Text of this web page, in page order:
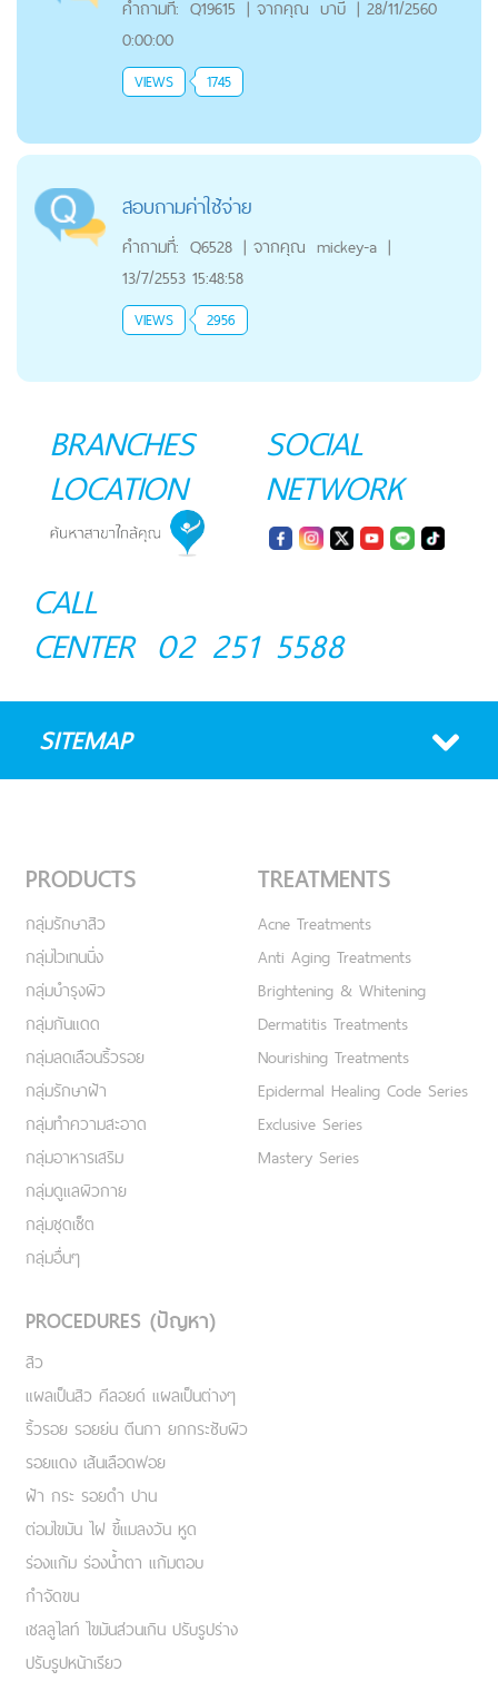
คำถามที่: Q19615 | จากคุณ บาบี้ | 28/11/2560
0:00:00
VIEWS 1745
สอบถามค่าใช้จ่าย
คำถามที่: Q6528 | จากคุณ mickey-a |
13/7/2553 15:48:58
VIEWS 2956
BRANCHES
LOCATION
SOCIAL
NETWORK
CALL
CENTER 02 251 5588
SITEMAP
PRODUCTS
กลุ่มรักษาสิว
กลุ่มไวเทนนิ่ง
กลุ่มบำรุงผิว
กลุ่มกันแดด
กลุ่มลดเลือนริ้วรอย
กลุ่มรักษาฝ้า
กลุ่มทำความสะอาด
กลุ่มอาหารเสริม
กลุ่มดูแลผิวกาย
กลุ่มชุดเซ็ต
กลุ่มอื่นๆ
TREATMENTS
Acne Treatments
Anti Aging Treatments
Brightening & Whitening
Dermatitis Treatments
Nourishing Treatments
Epidermal Healing Code Series
Exclusive Series
Mastery Series
PROCEDURES (ปัญหา)
สิว
แผลเป็นสิว คีลอยด์ แผลเป็นต่างๆ
ริ้วรอย รอยย่น ตีนกา ยกกระชับผิว
รอยแดง เส้นเลือดฟอย
ฝ้า กระ รอยดำ ปาน
ต่อมไขมัน ไฝ ขี้แมลงวัน หูด
ร่องแก้ม ร่องน้ำตา แก้มตอบ
กำจัดขน
เชลลูไลท์ ไขมันส่วนเกิน ปรับรูปร่าง
ปรับรูปหน้าเรียว